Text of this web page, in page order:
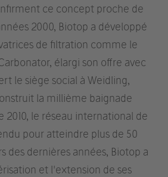
ce concept proche de
2000, Biotop a développé
de filtration comme le
élargi son offre avec
le siège social à Weidling,
la millième baignade
2010, le réseau international de
pour atteindre plus de 50
des dernières années, Biotop a
et l'extension de ses